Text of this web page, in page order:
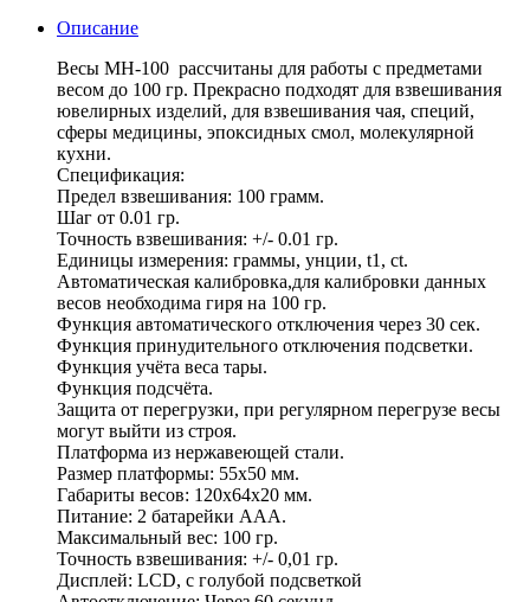
Описание
Весы МН-100 рассчитаны для работы с предметами
весом до 100 гр. Прекрасно подходят для взвешивания
ювелирных изделий, для взвешивания чая, специй,
сферы медицины, эпоксидных смол, молекулярной
кухни.
Спецификация:
Предел взвешивания: 100 грамм.
Шаг от 0.01 гр.
Точность взвешивания: +/- 0.01 гр.
Единицы измерения: граммы, унции, t1, ct.
Автоматическая калибровка,для калибровки данных
весов необходима гиря на 100 гр.
Функция автоматического отключения через 30 сек.
Функция принудительного отключения подсветки.
Функция учёта веса тары.
Функция подсчёта.
Защита от перегрузки, при регулярном перегрузе весы
могут выйти из строя.
Платформа из нержавеющей стали.
Размер платформы: 55х50 мм.
Габариты весов: 120x64x20 мм.
Питание: 2 батарейки ААА.
Максимальный вес: 100 гр.
Точность взвешивания: +/- 0,01 гр.
Дисплей: LCD, с голубой подсветкой